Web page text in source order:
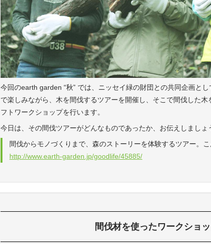
今回のearth garden “秋” では、ニッセイ緑の財団との共同企画と
で楽しみながら、木を間伐するツアーを開催し、そこで間伐した木
フトワークショップを行います。
今日は、その間伐ツアーがどんなものであったか、お伝えしましょ
間伐からモノづくりまで、森のストーリーを体験するツアー。
http://www.earth-garden.jp/goodlife/45885/
間伐材を使ったワークショ